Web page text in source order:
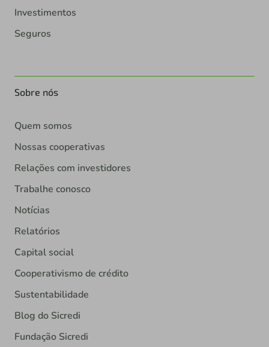
Investimentos
Seguros
Sobre nós
Quem somos
Nossas cooperativas
Relações com investidores
Trabalhe conosco
Notícias
Relatórios
Capital social
Cooperativismo de crédito
Sustentabilidade
Blog do Sicredi
Fundação Sicredi